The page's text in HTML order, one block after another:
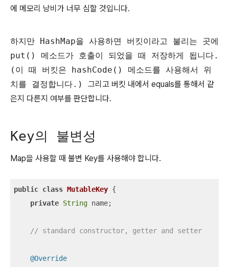
에 메모리 낭비가 너무 심할 것입니다.
하지만 HashMap을 사용하면 버킷이라고 불리는 곳에
put() 메소드가 호출이 되었을 때 저장하게 됩니다.
(이 때 버킷은 hashCode() 메소드를 사용해서 위
치를 결정합니다.) 그리고 버킷 내에서 equals를 통해서 같
은지 다른지 여부를 판단합니다.
Key의 불변성
Map을 사용할 때 불변 Key를 사용해야 합니다.
public class MutableKey {
private String name;
// standard constructor, getter and setter
@Override